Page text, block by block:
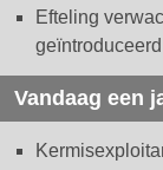
Efteling
Vandaag een